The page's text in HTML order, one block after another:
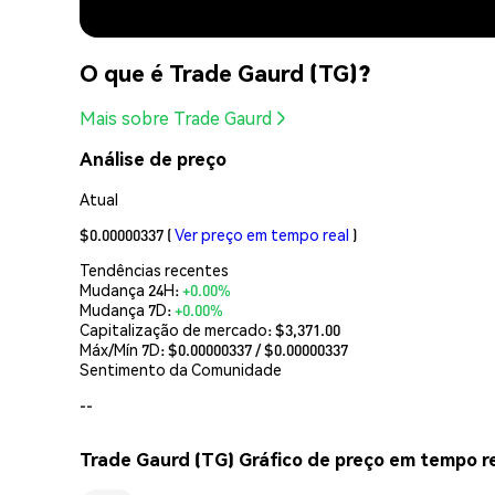
O que é Trade Gaurd (TG)?
Mais sobre Trade Gaurd
Análise de preço
Atual
$0.00000337 (Ver preço em tempo real )
Tendências recentes
Mudança 24H:+0.00%
Mudança 7D:+0.00%
Capitalização de mercado:$3,371.00
Máx/Mín 7D: $0.00000337/ $0.00000337
Sentimento da Comunidade
--
Trade Gaurd (TG) Gráfico de preço em tempo